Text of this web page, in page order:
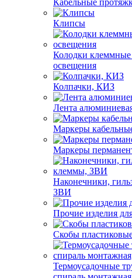
Кабельные
Клипсы
Колодки клеммные
освещения
Колпачки, КИЗ
Лента
Маркеры
Маркеры
Наконечники,
ЗВИ
Прочие изделия
Скобы
Термоусадочные